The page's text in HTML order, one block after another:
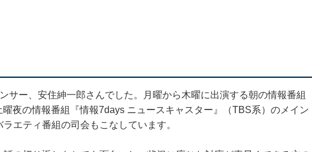
サー、安住紳一郎さんでした。月曜から木曜に出演する朝の情報番組
曜夜の情報番組『情報7days ニュースキャスター』（TBS系）のメイン
エティ番組の司会もこなしています。